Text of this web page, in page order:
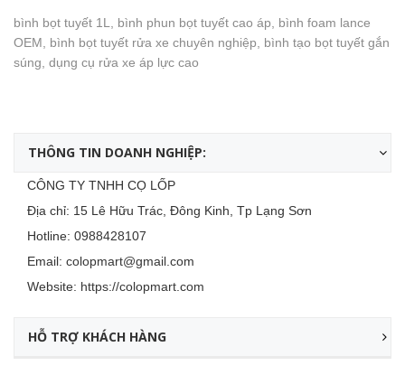
bình bọt tuyết 1L, bình phun bọt tuyết cao áp, bình foam lance
OEM, bình bọt tuyết rửa xe chuyên nghiệp, bình tạo bọt tuyết gắn
súng, dụng cụ rửa xe áp lực cao
THÔNG TIN DOANH NGHIỆP:
CÔNG TY TNHH CỌ LỐP
Địa chỉ: 15 Lê Hữu Trác, Đông Kinh, Tp Lạng Sơn
Hotline: 0988428107
Email: colopmart@gmail.com
Website: https://colopmart.com
HỖ TRỢ KHÁCH HÀNG